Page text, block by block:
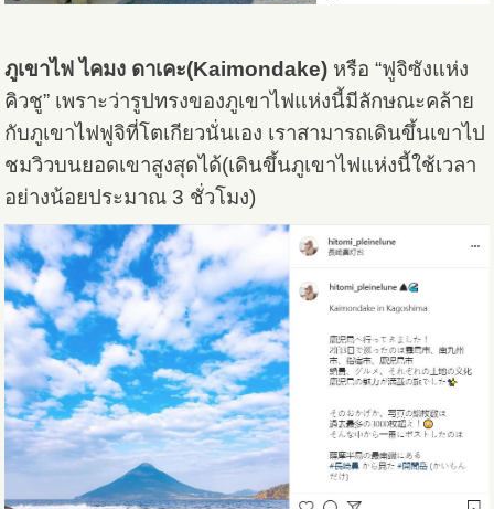
ภูเขาไฟ ไคมง ดาเคะ(Kaimondake) หรือ “ฟูจิซังแห่ง
คิวชู” เพราะว่ารูปทรงของภูเขาไฟแห่งนี้มีลักษณะคล้าย
กับภูเขาไฟฟูจิที่โตเกียวนั่นเอง เราสามารถเดินขึ้นเขาไป
ชมวิวบนยอดเขาสูงสุดได้(เดินขึ้นภูเขาไฟแห่งนี้ใช้เวลา
อย่างน้อยประมาณ 3 ชั่วโมง)